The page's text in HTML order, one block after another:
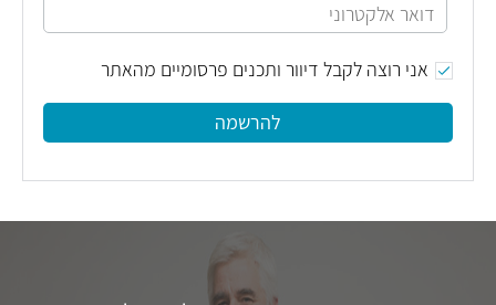
אני רוצה לקבל דיוור ותכנים פרסומיים מהאתר
להרשמה